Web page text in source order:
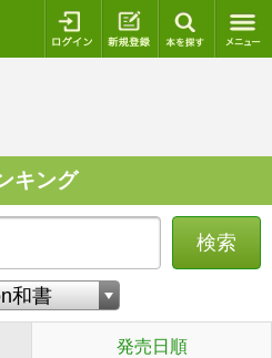
ログイン 新規登録
キング
検索
発売日順